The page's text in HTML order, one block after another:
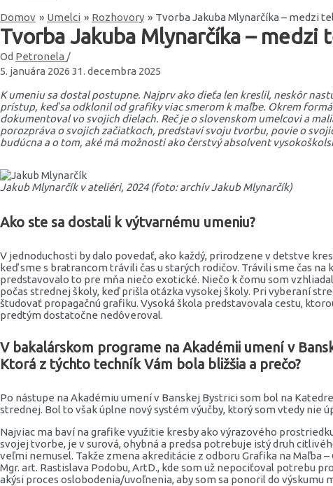
Domov Umelci Rozhovory Tvorba Jakuba Mlynarčíka – medzi
Tvorba Jakuba Mlynarčíka – medzi
Od Petronela /
5. januára 2026 31. decembra 2025
K umeniu sa dostal postupne. Najprv ako dieťa len kreslil, neskôr
prístup, keď sa odklonil od grafiky viac smerom k maľbe. Okrem
dokumentoval vo svojich dielach. Reč je o slovenskom umelcovi a
porozpráva o svojich začiatkoch, predstaví svoju tvorbu, povie o
budúcna a o tom, aké má možnosti ako čerstvý absolvent
Jakub Mlynarčík v ateliéri, 2024 (foto: archív Jakub Mlynarčík)
Ako ste sa dostali k výtvarnému umeniu?
V jednoduchosti by dalo povedať, ako každý, prirodzene v detstve
keď sme s bratrancom trávili čas u starých rodičov. Trávili sme čas
predstavovalo to pre mňa niečo exotické. Niečo k čomu som
počas strednej školy, keď prišla otázka vysokej školy. Pri vyberaní
študovať propagačnú grafiku. Vysoká škola predstavovala cestu,
predtým dostatočne nedôveroval.
V bakalárskom programe na Akadémii umení v
Ktorá z týchto techník Vám bola bližšia a prečo?
Po nástupe na Akadémiu umení v Banskej Bystrici som bol na
strednej. Bol to však úplne nový systém výučby, ktorý som vtedy nie
Najviac ma baví na grafike využitie kresby ako výrazového
svojej tvorbe, je v surová, ohybná a predsa potrebuje istý druh
veľmi nemusel. Takže zmena akreditácie z odboru Grafika na Maľba
Mgr. art. Rastislava Podobu, ArtD., kde som už nepociťoval potrebu
akýsi proces oslobodenia/uvoľnenia, aby som sa ponoril do výskumu